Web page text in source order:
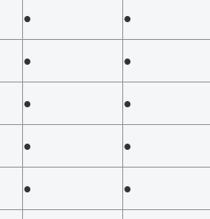
● ●
● ●
● ●
● ●
● ●